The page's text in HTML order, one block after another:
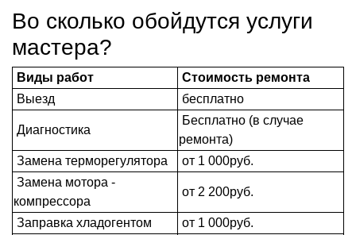
Во сколько обойдутся услуги
мастера?
Виды работ
Стоимость ремонта
Выезд
бесплатно
Диагностика
Бесплатно (в случае
ремонта)
Замена терморегулятора
от 1 000руб.
Замена мотора -
компрессора
от 2 200руб.
Заправка хладогентом
от 1 000руб.